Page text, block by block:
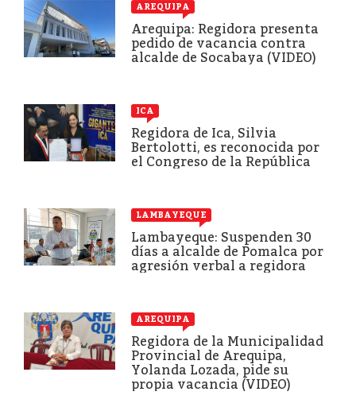
AREQUIPA
Arequipa: Regidora presenta
pedido de vacancia contra
alcalde de Socabaya (VIDEO)
ICA
Regidora de Ica, Silvia
Bertolotti, es reconocida por
el Congreso de la República
LAMBAYEQUE
Lambayeque: Suspenden 30
días a alcalde de Pomalca por
agresión verbal a regidora
AREQUIPA
Regidora de la Municipalidad
Provincial de Arequipa,
Yolanda Lozada, pide su
propia vacancia (VIDEO)